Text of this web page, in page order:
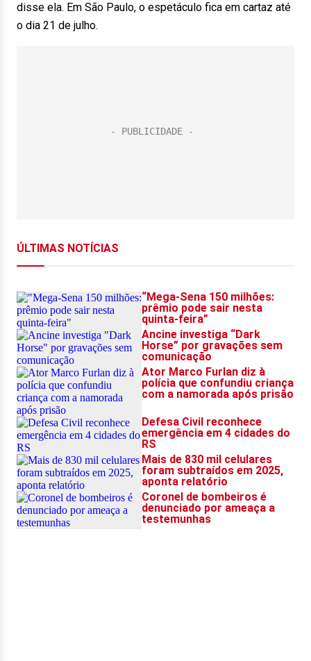
disse ela. Em São Paulo, o espetáculo fica em cartaz até
o dia 21 de julho.